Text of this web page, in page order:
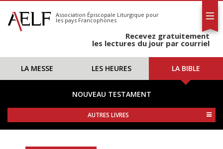
S'abonner
Calendrier
Association Épiscopale Liturgique pour
les pays Francophones
Recevez gratuitement
les lectures du jour par courriel
LA MESSE LES HEURES LA BIBLE
NOUVEAU TESTAMENT
AUTRES LIVRES